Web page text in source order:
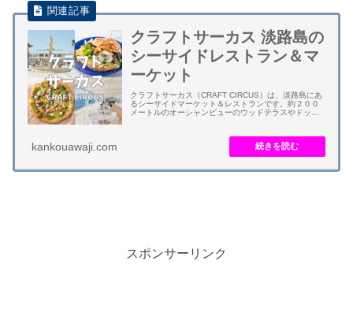
クラフトサーカス 淡路島の
シーサイドレストラン＆マ
ーケット
クラフトサーカス（CRAFT CIRCUS）は、淡路島にあ
るシーサイドマーケット＆レストランです。約２００
メートルのオーシャンビューのウッドテラスやドッグ
kankouawaji.com
スポンサーリンク